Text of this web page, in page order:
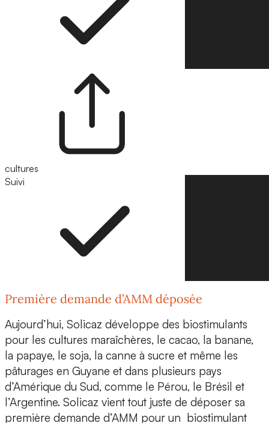
cultures
Suivi
Première demande d’AMM déposée
Aujourd’hui, Solicaz développe des biostimulants
pour les cultures maraîchères, le cacao, la banane,
la papaye, le soja, la canne à sucre et même les
pâturages en Guyane et dans plusieurs pays
d’Amérique du Sud, comme le Pérou, le Brésil et
l’Argentine. Solicaz vient tout juste de déposer sa
première demande d’AMM pour un biostimulant